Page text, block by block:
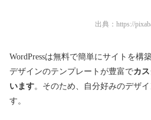
出典： https://
WordPressは無料で簡単にサイトを構
デザインのテンプレートが豊富でカ
います。そのため、自分好みのデザ
す。